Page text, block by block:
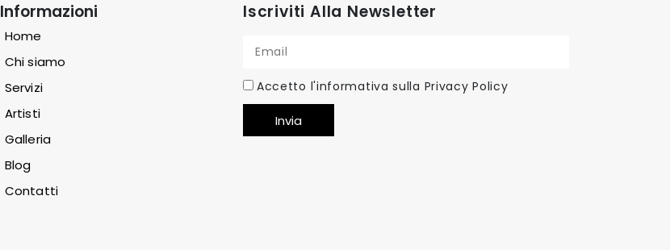
Informazioni
Home
Chi siamo
Servizi
Artisti
Galleria
Blog
Contatti
Iscriviti Alla Newsletter
Accetto l'informativa sulla Privacy Policy
Invia